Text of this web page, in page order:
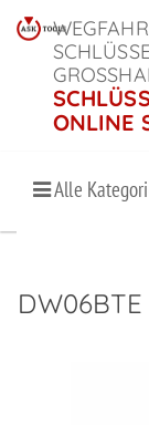
ONLINE
Alle